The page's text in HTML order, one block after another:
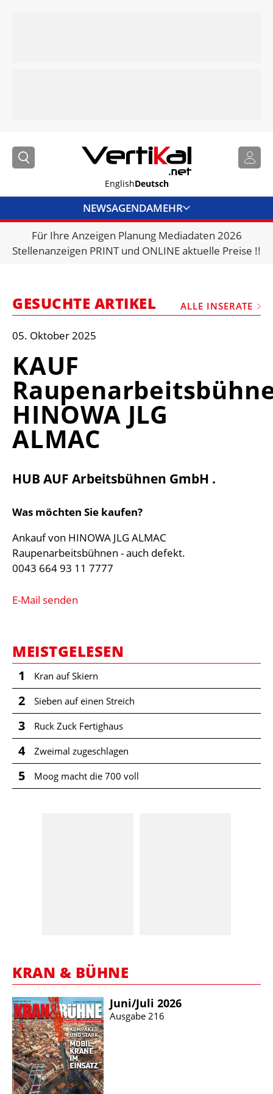
EnglishDeutsch
NEWSAGENDAMEHR
BRANCHENLINKS
VERMIETER
MARKTPLATZ
KRAN & BÜHNE
MEDIADATEN
WÄHRUNGSRECHNER
KONTAKT
Für Ihre Anzeigen Planung Mediadaten 2026
Stellenanzeigen PRINT und ONLINE aktuelle Preise !!
GESUCHTE ARTIKEL ALLE INSERATE
05. Oktober 2025
KAUF
HINOWA JLG
ALMAC
HUB AUF Arbeitsbühnen GmbH .
Was möchten Sie kaufen?
Ankauf von HINOWA JLG ALMAC
Raupenarbeitsbühnen - auch defekt.
0043 664 93 11 7777
E-Mail senden
MEISTGELESEN
1 Kran auf Skiern
2 Sieben auf einen Streich
3 Ruck Zuck Fertighaus
4 Zweimal zugeschlagen
5 Moog macht die 700 voll
KRAN & BÜHNE
Juni/​Juli 2026
Ausgabe 216